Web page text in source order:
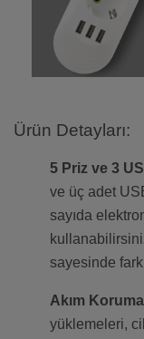
Ürün Detayları:
5 Priz ve 3
ve üç adet
sayıda
sayesinde
Akım
yüklemeleri,